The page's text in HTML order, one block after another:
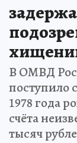
В ОМВД
поступило
1978 года
счёта
тысяч